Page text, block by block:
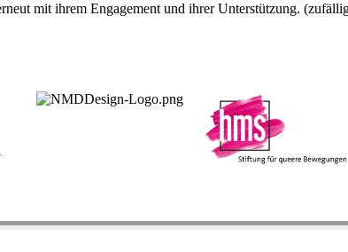
mit ihrem Engagement und ihrer Unterstützung.